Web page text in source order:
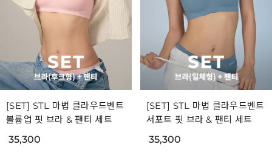
[SET] STL 마법 클라우드벤트
볼륨업 핏 브라 & 팬티 세트
35,300
[SET] STL 마법 클라우드벤트
서포트 핏 브라 & 팬티 세트
35,300